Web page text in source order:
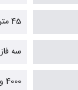
45 متر مکعب در ساعت
سه فاز
4000 وات